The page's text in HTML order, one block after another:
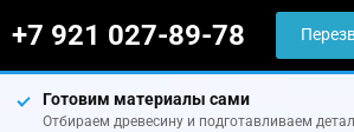
+7 921 027-89-78
Готовим материалы сами
Отбираем древесину и подготавливаем